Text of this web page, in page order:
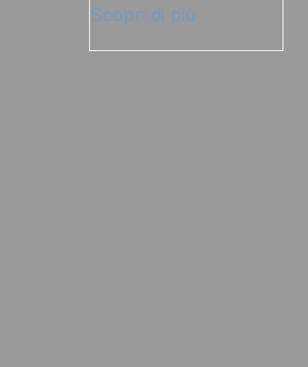
Scopri di più